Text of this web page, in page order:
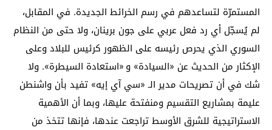
المستمرّة لتساعدهم في رسم الخرائط الجديدة. في المقابل،
لم يُسجّل أي رد فعل عربي على جون برينان، ولا حتى من النظام
السوري الذي يحرص رئيسه على الظهور كرئيس للبلاد وعلى
الإكثار من الحديث عن «السيادة» و «استعادة السيطرة». ولا
شك في أن تصريحات مدير الـ «سي آي إيه» تفيد بأن واشنطن
عليمة بمشاريع التقسيم ومنفتحة عليها، وبما أن الأهمية
الاستراتيجية للشرق الأوسط تراجعت عندها، فإنها تتخذ من